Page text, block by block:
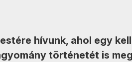
hívunk, ahol egy
történetét is